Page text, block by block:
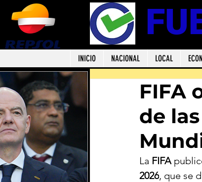
INICIO NACIONAL LOCAL
FIFA
de
La FIFA
2026, que se